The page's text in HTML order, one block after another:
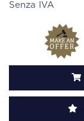
Senza IVA